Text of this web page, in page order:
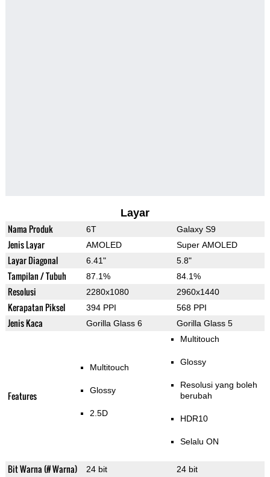
Layar
Nama Produk 6T Galaxy S9
Jenis Layar AMOLED Super AMOLED
Layar Diagonal 6.41" 5.8"
Tampilan / Tubuh 87.1% 84.1%
Resolusi 2280x1080 2960x1440
Kerapatan Piksel 394 PPI 568 PPI
Jenis Kaca Gorilla Glass 6 Gorilla Glass 5
Features
Multitouch
Glossy
2.5D
Multitouch
Glossy
Resolusi yang boleh
berubah
HDR10
Selalu ON
Bit Warna (# Warna) 24 bit 24 bit